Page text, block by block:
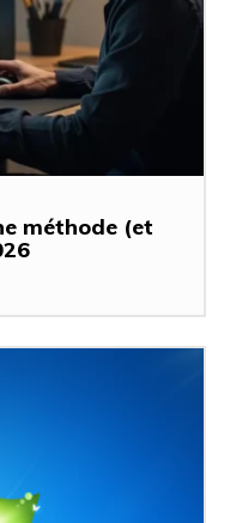
méthode (et